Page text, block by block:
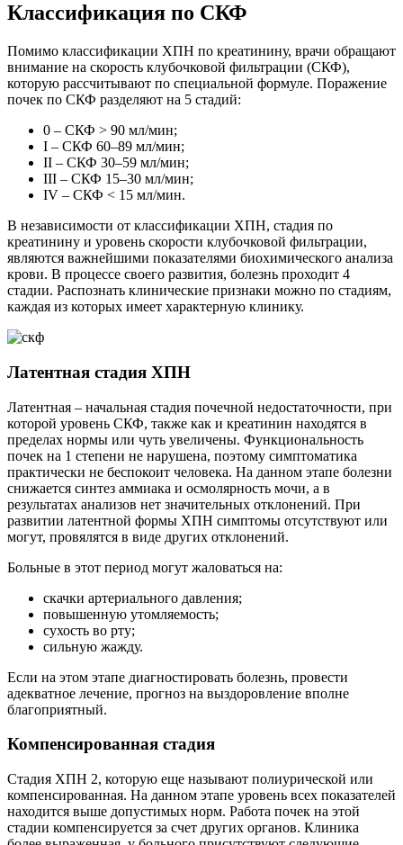
Классификация по СКФ
Помимо классификации ХПН по креатинину, врачи обращают
внимание на скорость клубочковой фильтрации (СКФ),
которую рассчитывают по специальной формуле. Поражение
почек по СКФ разделяют на 5 стадий:
0 – СКФ ˃ 90 мл/мин;
І – СКФ 60–89 мл/мин;
II – СКФ 30–59 мл/мин;
III – СКФ 15–30 мл/мин;
IV – СКФ ˂ 15 мл/мин.
В независимости от классификации ХПН, стадия по
креатинину и уровень скорости клубочковой фильтрации,
являются важнейшими показателями биохимического анализа
крови. В процессе своего развития, болезнь проходит 4
стадии. Распознать клинические признаки можно по стадиям,
каждая из которых имеет характерную клинику.
Латентная стадия ХПН
Латентная – начальная стадия почечной недостаточности, при
которой уровень СКФ, также как и креатинин находятся в
пределах нормы или чуть увеличены. Функциональность
почек на 1 степени не нарушена, поэтому симптоматика
практически не беспокоит человека. На данном этапе болезни
снижается синтез аммиака и осмолярность мочи, а в
результатах анализов нет значительных отклонений. При
развитии латентной формы ХПН симптомы отсутствуют или
могут, провялятся в виде других отклонений.
Больные в этот период могут жаловаться на:
скачки артериального давления;
повышенную утомляемость;
сухость во рту;
сильную жажду.
Если на этом этапе диагностировать болезнь, провести
адекватное лечение, прогноз на выздоровление вполне
благоприятный.
Компенсированная стадия
Стадия ХПН 2, которую еще называют полиурической или
компенсированная. На данном этапе уровень всех показателей
находится выше допустимых норм. Работа почек на этой
стадии компенсируется за счет других органов. Клиника